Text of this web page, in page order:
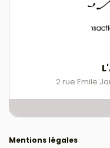
2 rue Emile
Mentions légales